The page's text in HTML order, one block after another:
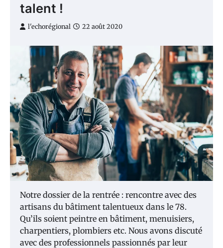
talent !
l'echorégional 22 août 2020
Notre dossier de la rentrée : rencontre avec des
artisans du bâtiment talentueux dans le 78.
Qu’ils soient peintre en bâtiment, menuisiers,
charpentiers, plombiers etc. Nous avons discuté
avec des professionnels passionnés par leur